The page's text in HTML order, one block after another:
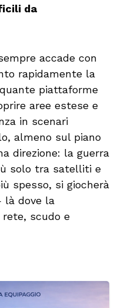
da
accade con
rapidamente la
piattaforme
aree estese e
in scenari
almeno sul piano
direzione: la guerra
solo tra satelliti e
spesso, si giocherà
dove la
scudo e